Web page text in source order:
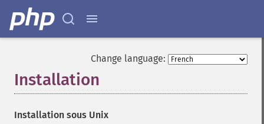
Change language:
Installation
Installation sous Unix